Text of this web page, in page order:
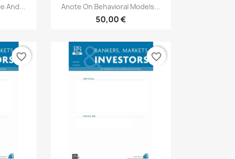
And... Aperçu rapide
Anote On Behavioral Models...
50,00 €
favorite_border favorite_border